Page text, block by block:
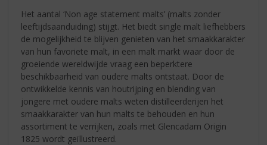
Het aantal ‘Non age statement malts’ (malts zonder
leeftijdsaanduiding) stijgt. Het biedt single malt liefhebbers
de mogelijkheid te blijven genieten van het smaakkarakter
van hun favoriete malt, in een malt markt waar door de
groeiende wereldwijde vraag een beperktere
beschikbaarheid van oudere malts ontstaat. Door de
ontwikkelde kennis van houtrijping en blending van
jongere met oudere malts weten distilleerderijen het
smaakkarakter van hun malts te behouden en hun
assortiment te verrijken, zoals met Glencadam Origin
1825 wordt geïllustreerd.